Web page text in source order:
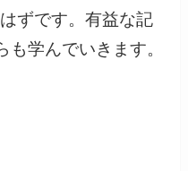
ずです。有益な記
学んでいきます。